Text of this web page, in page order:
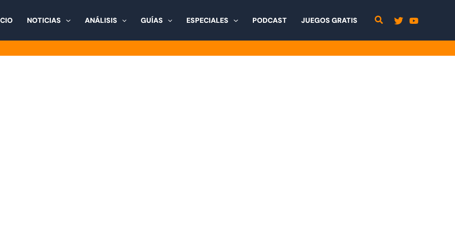
NOTICIAS ANÁLISIS GUÍAS ESPECIALES PODCAST JUEGOS GRATIS